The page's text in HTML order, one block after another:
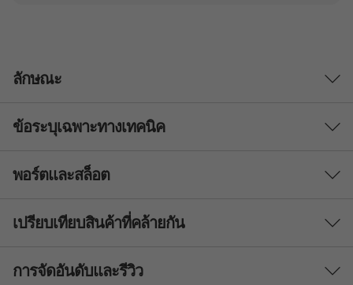
ลักษณะ
การระบายความร้อนที่ดียิ่งขึ้น เพื่อประสิทธิภาพการ
วิศวกรรมการระบายความร้อนที่ปรับปรุงใหม่ช่วยให้
ที่สุดได้อย่างง่ายดาย เร่งความเร็วเวิร์กโฟลว์และ
ในตัว ซึ่งช่วยทำให้งานที่หนักที่สุดกลายเป็นงานเบาๆ
ข้อระบุเฉพาะทางเทคนิค
PERFORMANCE
Processor
Operating System
พอร์ตและสล็อต
เปรียบเทียบสินค้าที่คล้ายกัน
3 Similiar products selected
การจัดอันดับและรีวิว